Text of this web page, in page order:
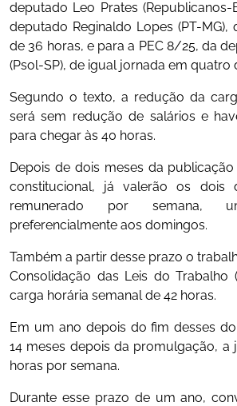
deputado Leo Prates (Republicanos-
deputado Reginaldo Lopes (PT-MG),
de 36 horas, e para a PEC 8/25, da
(Psol-SP), de igual jornada em quatro
Segundo o texto, a redução da
será sem redução de salários e
para chegar às 40 horas.
Depois de dois meses da
constitucional, já valerão os dois
remunerado por semana,
preferencialmente aos domingos.
Também a partir desse prazo o
Consolidação das Leis do Trabalho
carga horária semanal de 42 horas.
Em um ano depois do fim desses
14 meses depois da promulgação, a
horas por semana.
Durante esse prazo de um ano,